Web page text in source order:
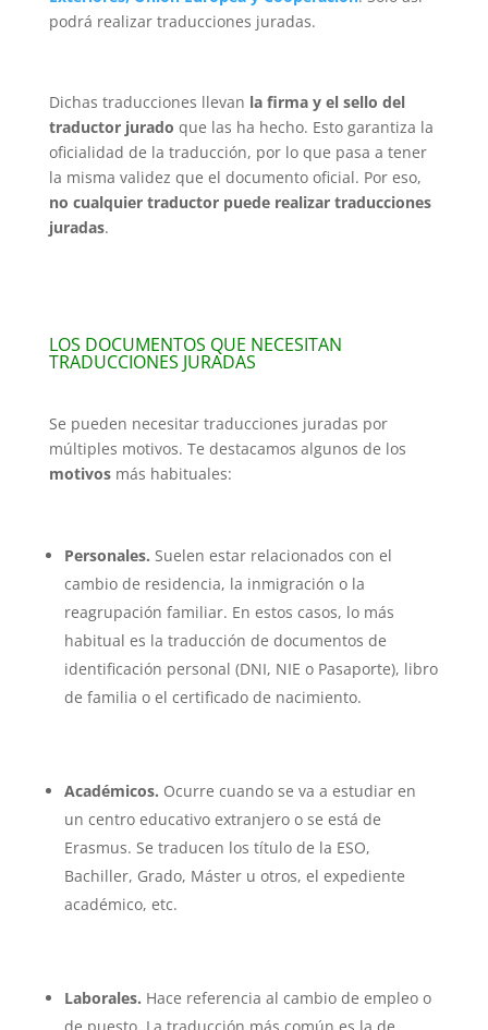
podrá realizar traducciones juradas.
Dichas traducciones llevan la firma y el sello del
traductor jurado que las ha hecho. Esto garantiza la
oficialidad de la traducción, por lo que pasa a tener
la misma validez que el documento oficial. Por eso,
no cualquier traductor puede realizar traducciones
juradas.
LOS DOCUMENTOS QUE NECESITAN
TRADUCCIONES JURADAS
Se pueden necesitar traducciones juradas por
múltiples motivos. Te destacamos algunos de los
motivosmás habituales:
Personales. Suelen estar relacionados con el
cambio de residencia, la inmigración o la
reagrupación familiar. En estos casos, lo más
habitual es la traducción de documentos de
identificación personal (DNI, NIE o Pasaporte), libro
de familia o el certificado de nacimiento.
Académicos. Ocurre cuando se va a estudiar en
un centro educativo extranjero o se está de
Erasmus. Se traducen los título de la ESO,
Bachiller, Grado, Máster u otros, el expediente
académico, etc.
Laborales. Hace referencia al cambio de empleo o